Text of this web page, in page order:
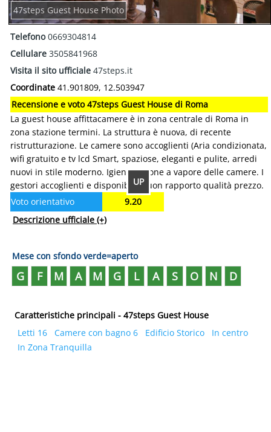
UP
47steps Guest House Photo
Telefono0669304814
Cellulare 3505841968
Visita il sito ufficiale 47steps.it
Coordinate 41.901809, 12.503947
Recensione e voto 47steps Guest House di Roma
La guest house affittacamere è in zona centrale di Roma in
zona stazione termini. La struttura è nuova, di recente
ristrutturazione. Le camere sono accoglienti (Aria condizionata,
wifi gratuito e tv lcd Smart, spaziose, eleganti e pulite, arredi
nuovi in stile moderno. Igienizzazione a vapore delle camere. I
gestori accoglienti e disponibili. Buon rapporto qualità prezzo.
Voto orientativo
9.20
Descrizione ufficiale (+)
Mese con sfondo verde=aperto
G F M A M G L A S O N D
Caratteristiche principali - 47steps Guest House
Letti 16
Camere con bagno 6 Edificio Storico
In centro
In Zona Tranquilla